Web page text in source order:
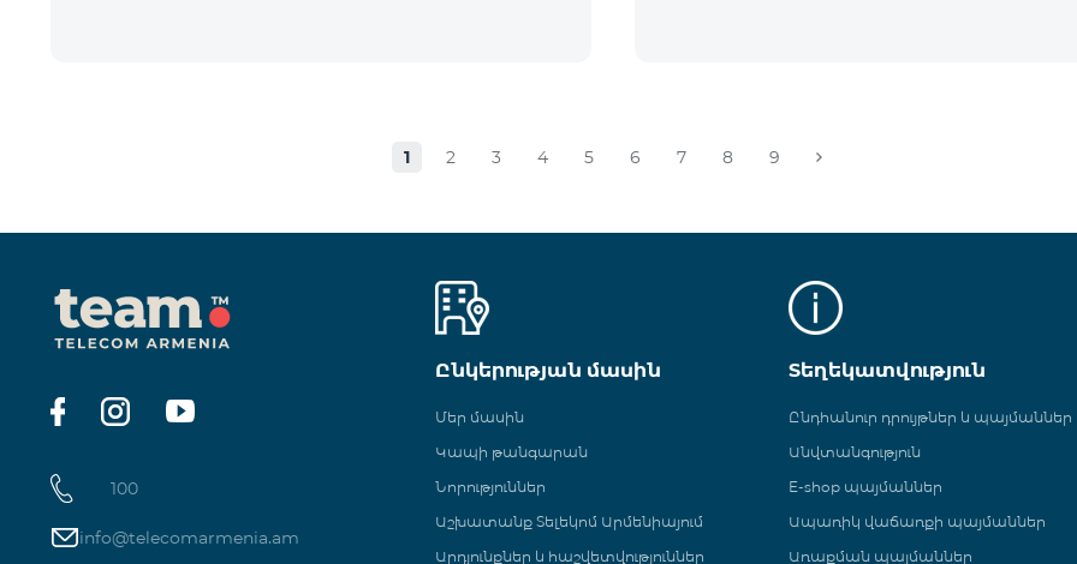
1 2 3 4 5 6 7 8 9
100
info@telecomarmenia.am
Ընկերության մասին
Մեր մասին
Կապի թանգարան
Նորություններ
Աշխատանք Տելեկոմ Արմենիայում
Արդյունքներ և հաշվետվություններ
Տեղեկատվություն
Ընդհանուր դրույթներ և պայմաններ
Անվտանգություն
E-shop պայմաններ
Ապառիկ վաճառքի պայմաններ
Առաքման պայմաններ